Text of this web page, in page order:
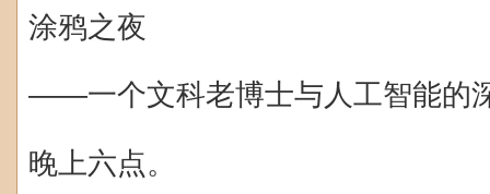
涂鸦之夜
——一个文科老博士与人工智能的
晚上六点。